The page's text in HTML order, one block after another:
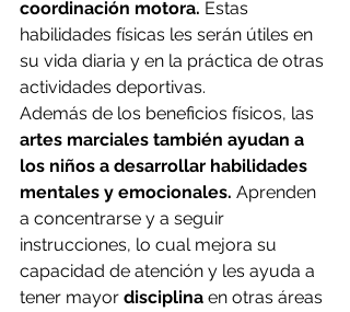
coordinación motora. Estas
habilidades físicas les serán útiles en
su vida diaria y en la práctica de otras
actividades deportivas.
Además de los beneficios físicos, las
artes marciales también ayudan a
los niños a desarrollar habilidades
mentales y emocionales. Aprenden
a concentrarse y a seguir
instrucciones, lo cual mejora su
capacidad de atención y les ayuda a
tener mayor disciplina en otras áreas